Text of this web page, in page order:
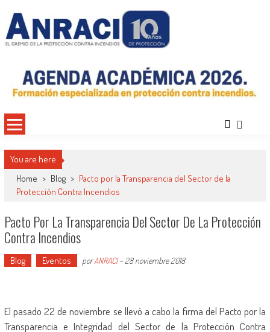
contenido
Protección Contra Incendios
Condiciones de Protección Contra Incendios para Nuestra Sociedad
You are here
Home > Blog > Pacto por la Transparencia del Sector de la
Protección Contra Incendios
Pacto Por La Transparencia Del Sector De La Protección
Contra Incendios
Blog Eventos porANRACI- 28 noviembre 2018
El pasado 22 de noviembre se llevó a cabo la firma del Pacto por la
Transparencia e Integridad del Sector de la Protección Contra